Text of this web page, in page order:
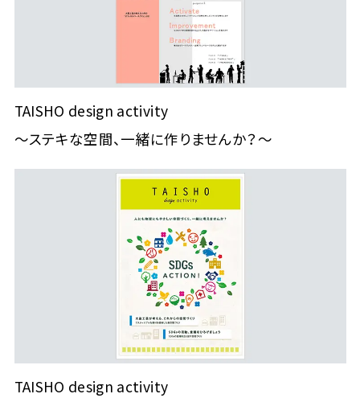
TAISHO design activity
～ステキな空間、一緒に作りませんか？～
TAISHO design activity